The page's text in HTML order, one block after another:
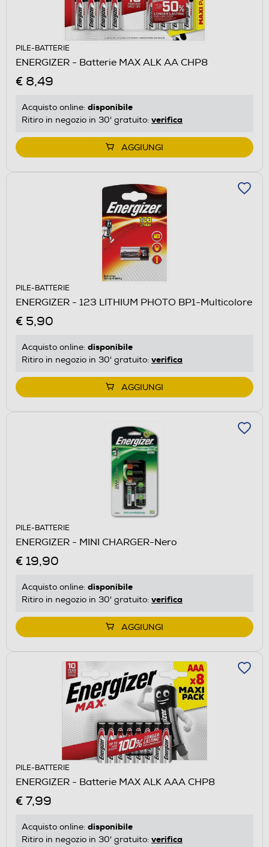
PILE-BATTERIE
ENERGIZER - Batterie MAX ALK AA CHP8
€ 8,49
Acquisto online: disponibile
Ritiro in negozio in 30' gratuito: verifica
AGGIUNGI
PILE-BATTERIE
ENERGIZER - 123 LITHIUM PHOTO BP1-Multicolore
€ 5,90
Acquisto online: disponibile
Ritiro in negozio in 30' gratuito: verifica
AGGIUNGI
PILE-BATTERIE
ENERGIZER - MINI CHARGER-Nero
€ 19,90
Acquisto online: disponibile
Ritiro in negozio in 30' gratuito: verifica
AGGIUNGI
PILE-BATTERIE
ENERGIZER - Batterie MAX ALK AAA CHP8
€ 7,99
Acquisto online: disponibile
Ritiro in negozio in 30' gratuito: verifica